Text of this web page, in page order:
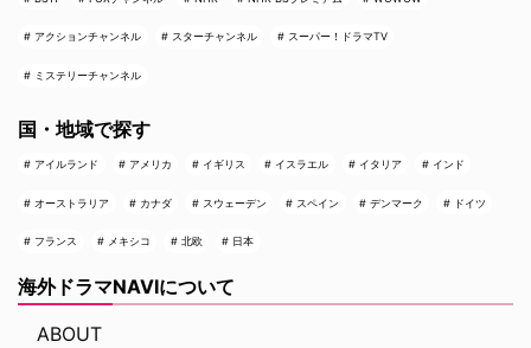
アクションチャンネル スターチャンネル スーパー！ドラマTV
ミステリーチャンネル
国・地域で探す
アイルランド アメリカ イギリス イスラエル イタリア インド
オーストラリア カナダ スウェーデン スペイン デンマーク ドイツ
フランス メキシコ 北欧 日本
海外ドラマNAVIについて
ABOUT